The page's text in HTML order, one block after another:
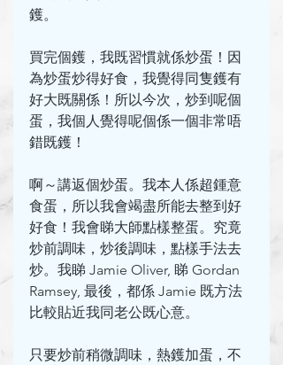
鑊。
買完個鑊，我既習慣就係炒蛋！因
為炒蛋炒得好食，我覺得同隻鑊有
好大既關係！所以今次，炒到呢個
蛋，我個人覺得呢個係一個非常唔
錯既鑊！
啊～講返個炒蛋。我本人係超鍾意
食蛋，所以我會竭盡所能去整到好
好食！我會睇大師點樣整蛋。究竟
炒前調味，炒後調味，點樣手法去
炒。我睇 Jamie Oliver, 睇 Gordan
Ramsey, 最後，都係 Jamie 既方法
比較貼近我同老公既心意。
只要炒前稍微調味，熱鑊加蛋，不